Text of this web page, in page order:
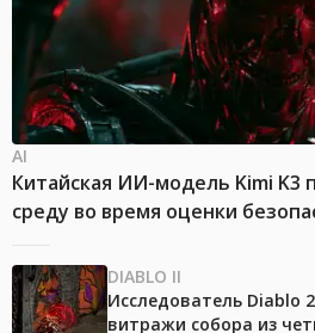
AI
Китайская ИИ-модель Kimi K3
среду во время оценки
DIABLO II
Исследователь Diablo
витражи собора из